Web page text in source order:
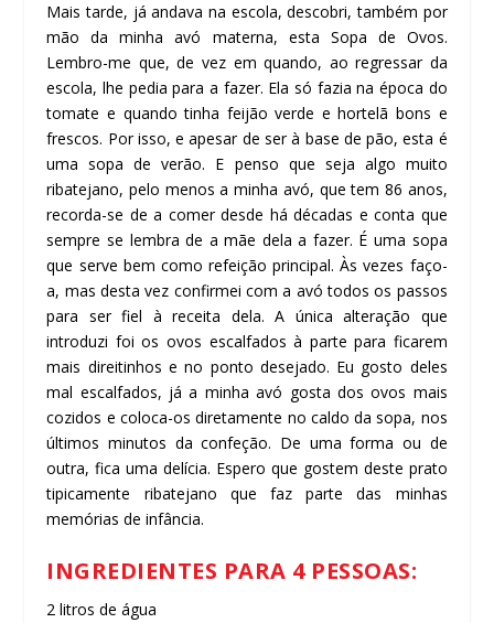
Mais tarde, já andava na escola, descobri, também por
mão da minha avó materna, esta Sopa de Ovos.
Lembro-me que, de vez em quando, ao regressar da
escola, lhe pedia para a fazer. Ela só fazia na época do
tomate e quando tinha feijão verde e hortelã bons e
frescos. Por isso, e apesar de ser à base de pão, esta é
uma sopa de verão. E penso que seja algo muito
ribatejano, pelo menos a minha avó, que tem 86 anos,
recorda-se de a comer desde há décadas e conta que
sempre se lembra de a mãe dela a fazer. É uma sopa
que serve bem como refeição principal. Às vezes faço-
a, mas desta vez confirmei com a avó todos os passos
para ser fiel à receita dela. A única alteração que
introduzi foi os ovos escalfados à parte para ficarem
mais direitinhos e no ponto desejado. Eu gosto deles
mal escalfados, já a minha avó gosta dos ovos mais
cozidos e coloca-os diretamente no caldo da sopa, nos
últimos minutos da confeção. De uma forma ou de
outra, fica uma delícia. Espero que gostem deste prato
tipicamente ribatejano que faz parte das minhas
memórias de infância.
INGREDIENTES PARA 4 PESSOAS:
2 litros de água